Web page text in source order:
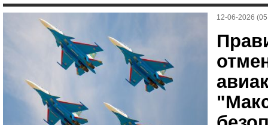
12-06-2026